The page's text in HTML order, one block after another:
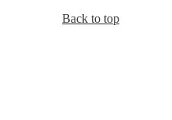
Back to top